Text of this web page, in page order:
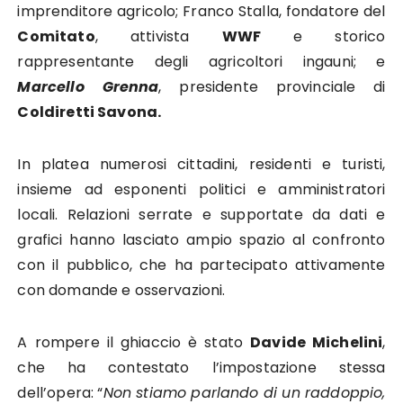
imprenditore agricolo; Franco Stalla, fondatore del
Comitato, attivista WWFe storico
rappresentante degli agricoltori ingauni; e
Marcello Grenna, presidente provinciale di
Coldiretti Savona.
In platea numerosi cittadini, residenti e turisti,
insieme ad esponenti politici e amministratori
locali. Relazioni serrate e supportate da dati e
grafici hanno lasciato ampio spazio al confronto
con il pubblico, che ha partecipato attivamente
con domande e osservazioni.
A rompere il ghiaccio è stato Davide Michelini,
che ha contestato l’impostazione stessa
dell’opera: “Non stiamo parlando di un raddoppio,